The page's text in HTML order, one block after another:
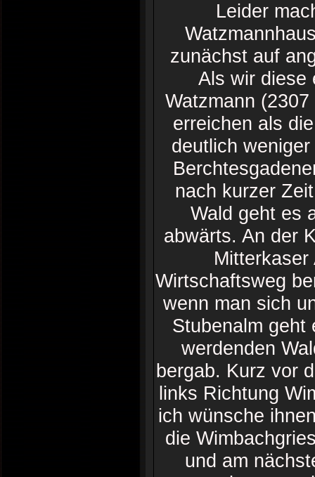
Leider
zunächst auf
Als wir diese
Watzmann
erreichen als
deutlich
nach kurzer
Wald geht es
abwärts. An der
Wirtschaftsweg
wenn man sich
Stubenalm geht
werdenden
bergab. Kurz vor
links Richtung
ich wünsche
die
und am